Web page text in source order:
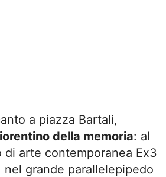
a piazza Bartali,
della memoria: al
arte contemporanea Ex3
nel grande parallelepipedo